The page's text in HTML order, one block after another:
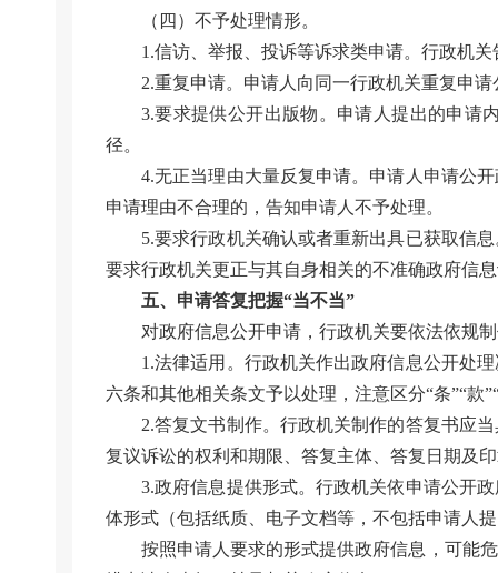
（四）不予处理情形。
1.信访、举报、投诉等诉求类申请。行政机
2.重复申请。申请人向同一行政机关重复申
3.要求提供公开出版物。申请人提出的申请
径。
4.无正当理由大量反复申请。申请人申请公
申请理由不合理的，告知申请人不予处理。
5.要求行政机关确认或者重新出具已获取信
要求行政机关更正与其自身相关的不准确政府信
五、申请答复把握“当不当”
对政府信息公开申请，行政机关要依法依规
1.法律适用。行政机关作出政府信息公开处
六条和其他相关条文予以处理，注意区分“条”“款
2.答复文书制作。行政机关制作的答复书应
复议诉讼的权利和期限、答复主体、答复日期及
3.政府信息提供形式。行政机关依申请公开
体形式（包括纸质、电子文档等，不包括申请人
按照申请人要求的形式提供政府信息，可能